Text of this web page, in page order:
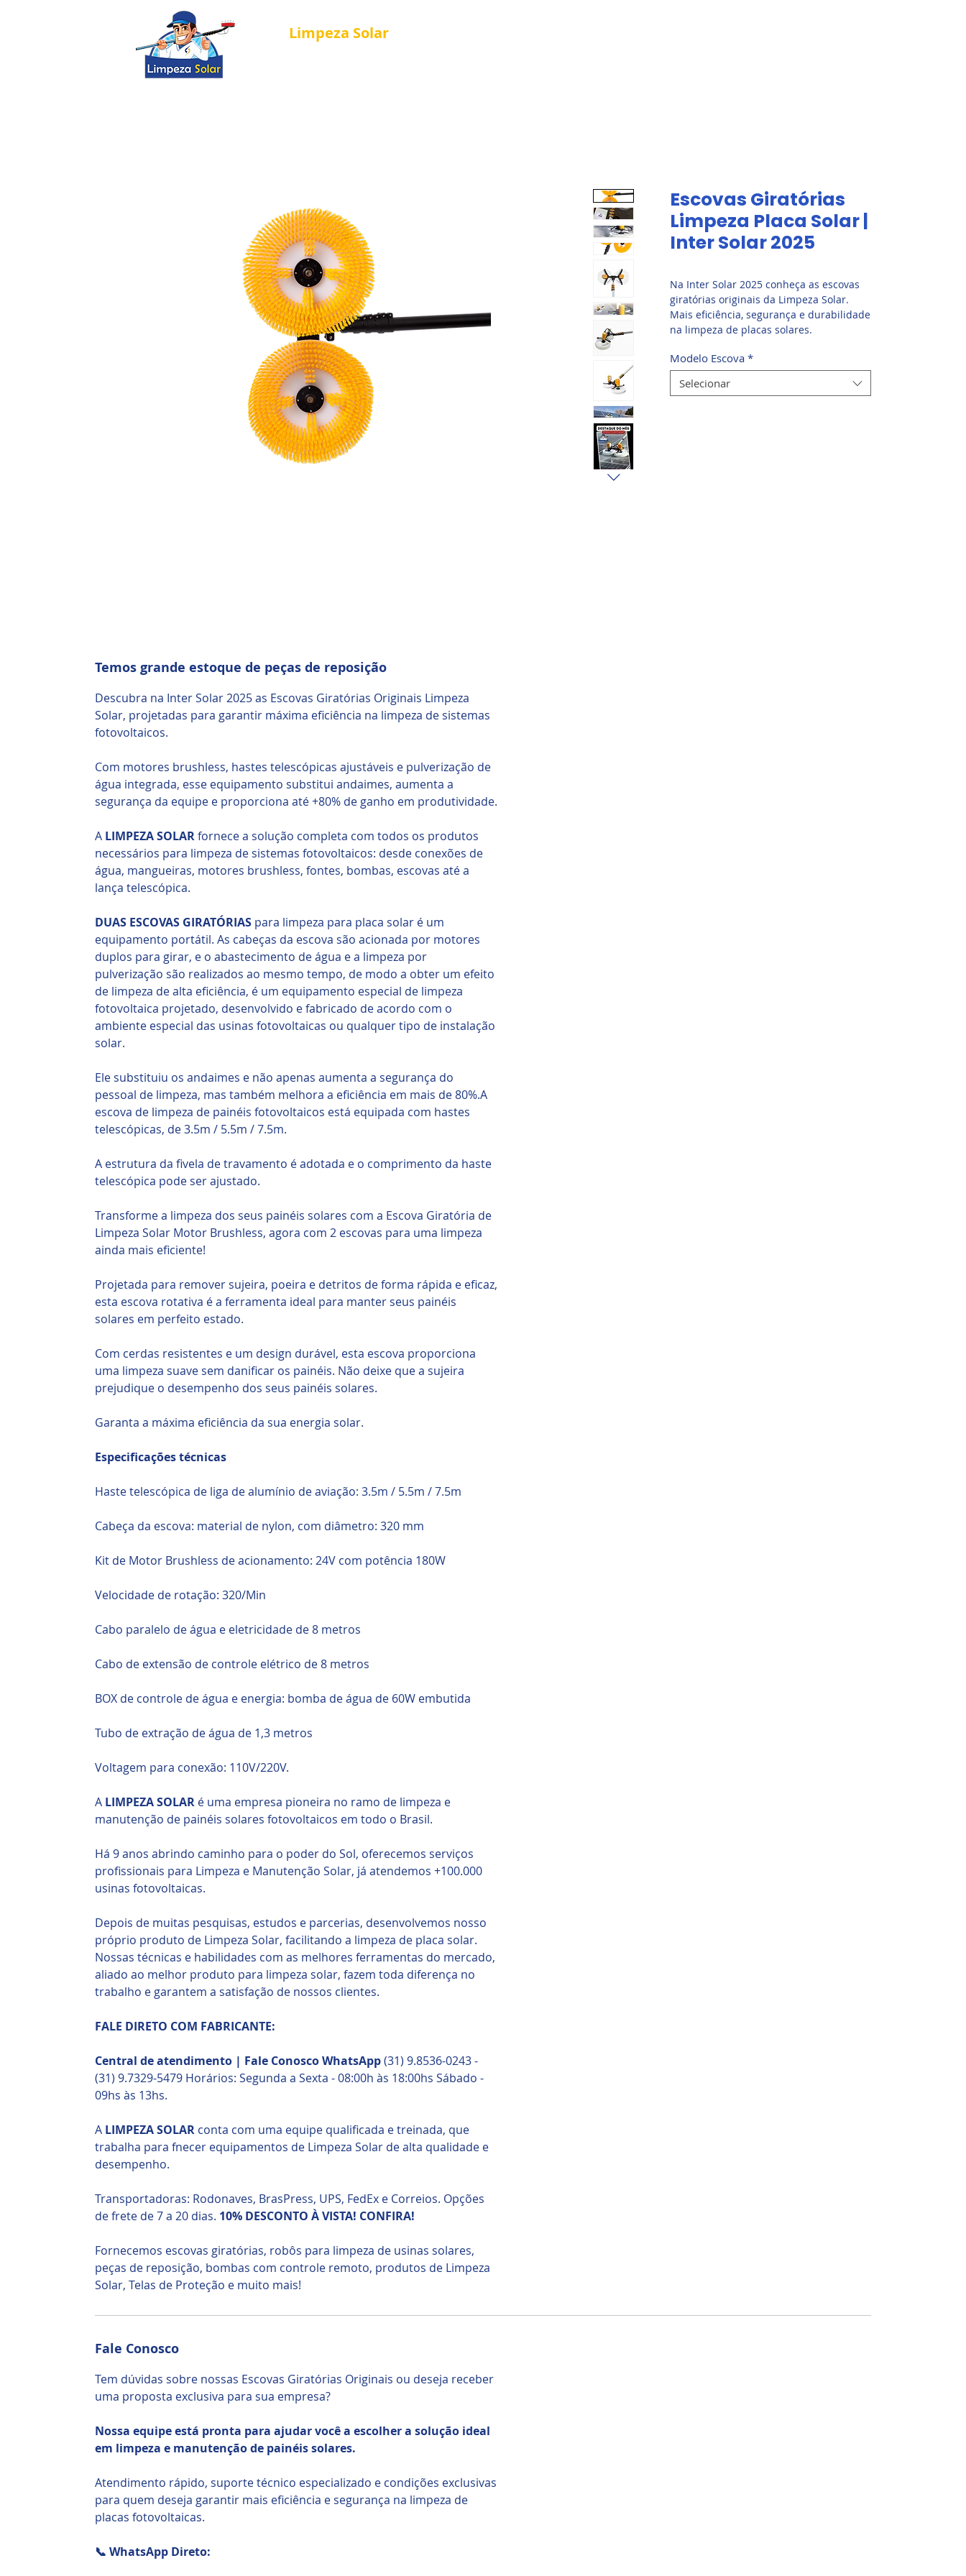
Limpeza Solar
Escovas Giratórias
Limpeza Placa Solar |
Inter Solar 2025
Na Inter Solar 2025 conheça as escovas
giratórias originais da Limpeza Solar.
Mais eficiência, segurança e durabilidade
na limpeza de placas solares.
Modelo Escova *
Selecionar
Temos grande estoque de peças de reposição
Descubra na Inter Solar 2025 as Escovas Giratórias Originais Limpeza
Solar, projetadas para garantir máxima eficiência na limpeza de sistemas
fotovoltaicos.
Com motores brushless, hastes telescópicas ajustáveis e pulverização de
água integrada, esse equipamento substitui andaimes, aumenta a
segurança da equipe e proporciona até +80% de ganho em produtividade.
A LIMPEZA SOLARfornece a solução completa com todos os produtos
necessários para limpeza de sistemas fotovoltaicos: desde conexões de
água, mangueiras, motores brushless, fontes, bombas, escovas até a
lança telescópica.
DUAS ESCOVAS GIRATÓRIAS para limpeza para placa solar é um
equipamento portátil. As cabeças da escova são acionada por motores
duplos para girar, e o abastecimento de água e a limpeza por
pulverização são realizados ao mesmo tempo, de modo a obter um efeito
de limpeza de alta eficiência, é um equipamento especial de limpeza
fotovoltaica projetado, desenvolvido e fabricado de acordo com o
ambiente especial das usinas fotovoltaicas ou qualquer tipo de instalação
solar.
Ele substituiu os andaimes e não apenas aumenta a segurança do
pessoal de limpeza, mas também melhora a eficiência em mais de 80%.A
escova de limpeza de painéis fotovoltaicos está equipada com hastes
telescópicas, de 3.5m / 5.5m / 7.5m.
A estrutura da fivela de travamento é adotada e o comprimento da haste
telescópica pode ser ajustado.
Transforme a limpeza dos seus painéis solares com a Escova Giratória de
Limpeza Solar Motor Brushless, agora com 2 escovas para uma limpeza
ainda mais eficiente!
Projetada para remover sujeira, poeira e detritos de forma rápida e eficaz,
esta escova rotativa é a ferramenta ideal para manter seus painéis
solares em perfeito estado.
Com cerdas resistentes e um design durável, esta escova proporciona
uma limpeza suave sem danificar os painéis. Não deixe que a sujeira
prejudique o desempenho dos seus painéis solares.
Garanta a máxima eficiência da sua energia solar.
Especificações técnicas
Haste telescópica de liga de alumínio de aviação: 3.5m / 5.5m / 7.5m
Cabeça da escova: material de nylon, com diâmetro: 320 mm
Kit de Motor Brushless de acionamento: 24V com potência 180W
Velocidade de rotação: 320/Min
Cabo paralelo de água e eletricidade de 8 metros
Cabo de extensão de controle elétrico de 8 metros
BOX de controle de água e energia: bomba de água de 60W embutida
Tubo de extração de água de 1,3 metros
Voltagem para conexão: 110V/220V.
A LIMPEZA SOLAR é uma empresa pioneira no ramo de limpeza e
manutenção de painéis solares fotovoltaicos em todo o Brasil.
Há 9 anos abrindo caminho para o poder do Sol, oferecemos serviços
profissionais para Limpeza e Manutenção Solar, já atendemos +100.000
usinas fotovoltaicas.
Depois de muitas pesquisas, estudos e parcerias, desenvolvemos nosso
próprio produto de Limpeza Solar, facilitando a limpeza de placa solar.
Nossas técnicas e habilidades com as melhores ferramentas do mercado,
aliado ao melhor produto para limpeza solar, fazem toda diferença no
trabalho e garantem a satisfação de nossos clientes.
FALE DIRETO COM FABRICANTE:
Central de atendimento | Fale Conosco WhatsApp(31) 9.8536-0243 -
(31) 9.7329-5479 Horários: Segunda a Sexta - 08:00h às 18:00hs Sábado -
09hs às 13hs.
A LIMPEZA SOLAR conta com uma equipe qualificada e treinada, que
trabalha para fnecer equipamentos de Limpeza Solar de alta qualidade e
desempenho.
Transportadoras: Rodonaves, BrasPress, UPS, FedEx e Correios. Opções
de frete de 7 a 20 dias. 10% DESCONTO À VISTA! CONFIRA!
Fornecemos escovas giratórias, robôs para limpeza de usinas solares,
peças de reposição, bombas com controle remoto, produtos de Limpeza
Solar, Telas de Proteção e muito mais!
Fale Conosco
Tem dúvidas sobre nossas Escovas Giratórias Originais ou deseja receber
uma proposta exclusiva para sua empresa?
Nossa equipe está pronta para ajudar você a escolher a solução ideal
em limpeza e manutenção de painéis solares.
Atendimento rápido, suporte técnico especializado e condições exclusivas
para quem deseja garantir mais eficiência e segurança na limpeza de
placas fotovoltaicas.
📞 WhatsApp Direto: